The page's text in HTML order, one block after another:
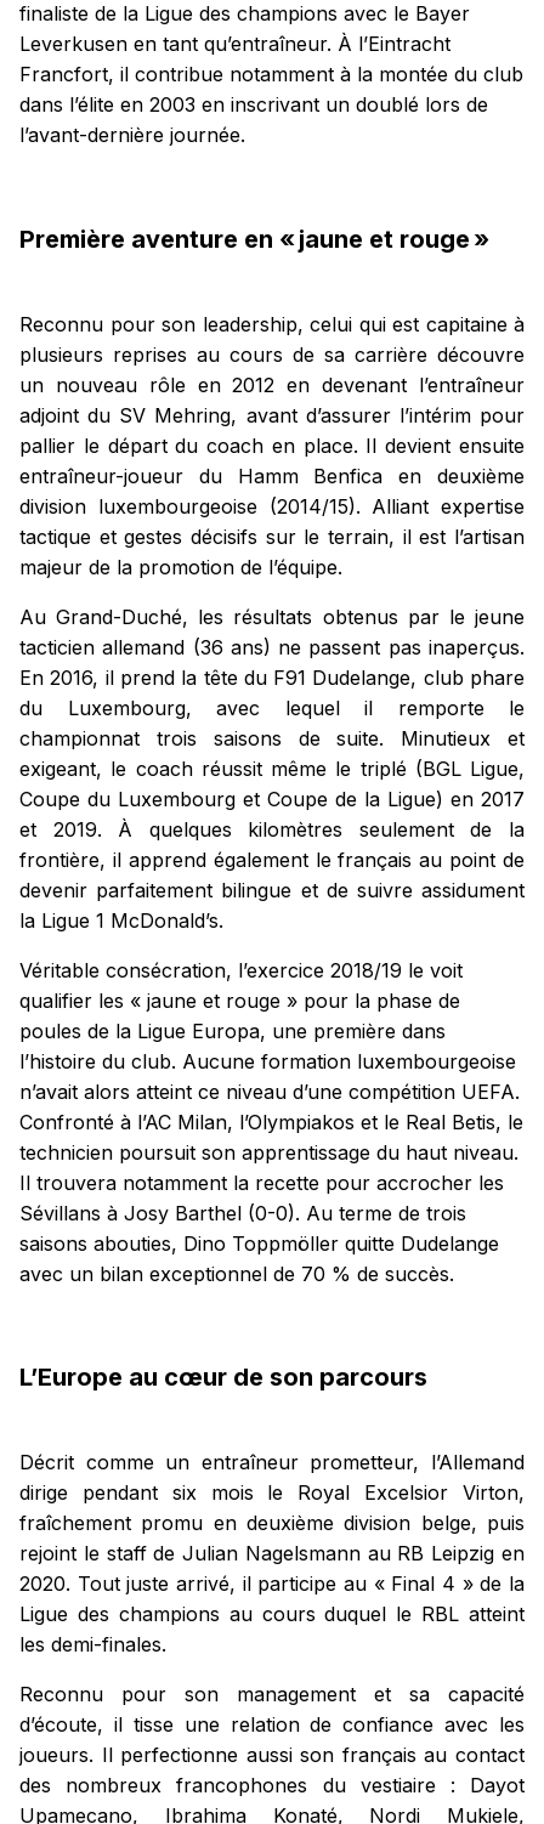
finaliste de la Ligue des champions avec le Bayer
Leverkusen en tant qu’entraîneur. À l’Eintracht
Francfort, il contribue notamment à la montée du club
dans l’élite en 2003 en inscrivant un doublé lors de
l’avant-dernière journée.
Première aventure en « jaune et rouge »
Reconnu pour son leadership, celui qui est capitaine à
plusieurs reprises au cours de sa carrière découvre
un nouveau rôle en 2012 en devenant l’entraîneur
adjoint du SV Mehring, avant d’assurer l’intérim pour
pallier le départ du coach en place. Il devient ensuite
entraîneur-joueur du Hamm Benfica en deuxième
division luxembourgeoise (2014/15). Alliant expertise
tactique et gestes décisifs sur le terrain, il est l’artisan
majeur de la promotion de l’équipe.
Au Grand-Duché, les résultats obtenus par le jeune
tacticien allemand (36 ans) ne passent pas inaperçus.
En 2016, il prend la tête du F91 Dudelange, club phare
du Luxembourg, avec lequel il remporte le
championnat trois saisons de suite. Minutieux et
exigeant, le coach réussit même le triplé (BGL Ligue,
Coupe du Luxembourg et Coupe de la Ligue) en 2017
et 2019. À quelques kilomètres seulement de la
frontière, il apprend également le français au point de
devenir parfaitement bilingue et de suivre assidument
la Ligue 1 McDonald’s.
Véritable consécration, l’exercice 2018/19 le voit
qualifier les « jaune et rouge » pour la phase de
poules de la Ligue Europa, une première dans
l’histoire du club. Aucune formation luxembourgeoise
n’avait alors atteint ce niveau d’une compétition UEFA.
Confronté à l’AC Milan, l’Olympiakos et le Real Betis, le
technicien poursuit son apprentissage du haut niveau.
Il trouvera notamment la recette pour accrocher les
Sévillans à Josy Barthel (0-0). Au terme de trois
saisons abouties, Dino Toppmöller quitte Dudelange
avec un bilan exceptionnel de 70 % de succès.
L’Europe au cœur de son parcours
Décrit comme un entraîneur prometteur, l’Allemand
dirige pendant six mois le Royal Excelsior Virton,
fraîchement promu en deuxième division belge, puis
rejoint le staff de Julian Nagelsmann au RB Leipzig en
2020. Tout juste arrivé, il participe au « Final 4 » de la
Ligue des champions au cours duquel le RBL atteint
les demi-finales.
Reconnu pour son management et sa capacité
d’écoute, il tisse une relation de confiance avec les
joueurs. Il perfectionne aussi son français au contact
des nombreux francophones du vestiaire : Dayot
Upamecano, Ibrahima Konaté, Nordi Mukiele,